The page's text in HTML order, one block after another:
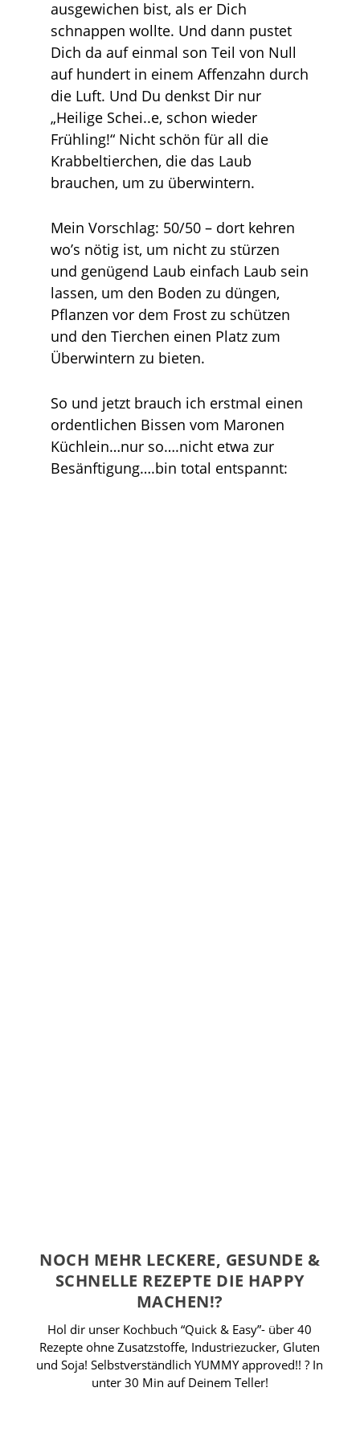
ausgewichen bist, als er Dich
schnappen wollte. Und dann pustet
Dich da auf einmal son Teil von Null
auf hundert in einem Affenzahn durch
die Luft. Und Du denkst Dir nur
„Heilige Schei..e, schon wieder
Frühling!“ Nicht schön für all die
Krabbeltierchen, die das Laub
brauchen, um zu überwintern.
Mein Vorschlag: 50/50 – dort kehren
wo’s nötig ist, um nicht zu stürzen
und genügend Laub einfach Laub sein
lassen, um den Boden zu düngen,
Pflanzen vor dem Frost zu schützen
und den Tierchen einen Platz zum
Überwintern zu bieten.
So und jetzt brauch ich erstmal einen
ordentlichen Bissen vom Maronen
Küchlein…nur so….nicht etwa zur
Besänftigung….bin total entspannt:
NOCH MEHR LECKERE, GESUNDE &
SCHNELLE REZEPTE DIE HAPPY
MACHEN!?
Hol dir unser Kochbuch “Quick & Easy”- über 40
Rezepte ohne Zusatzstoffe, Industriezucker, Gluten
und Soja! Selbstverständlich YUMMY approved!! ? In
unter 30 Min auf Deinem Teller!